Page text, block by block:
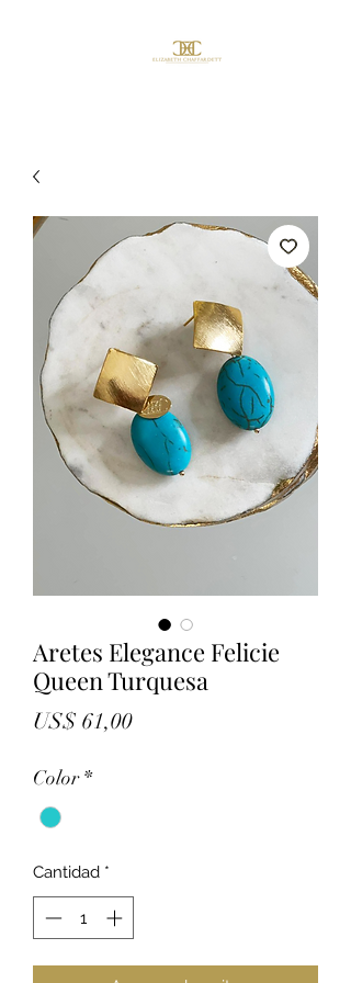
Aretes Elegance Felicie
Queen Turquesa
US$ 61,00Precio
Color *
Cantidad *